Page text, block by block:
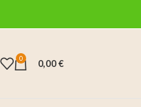
0 0,00€